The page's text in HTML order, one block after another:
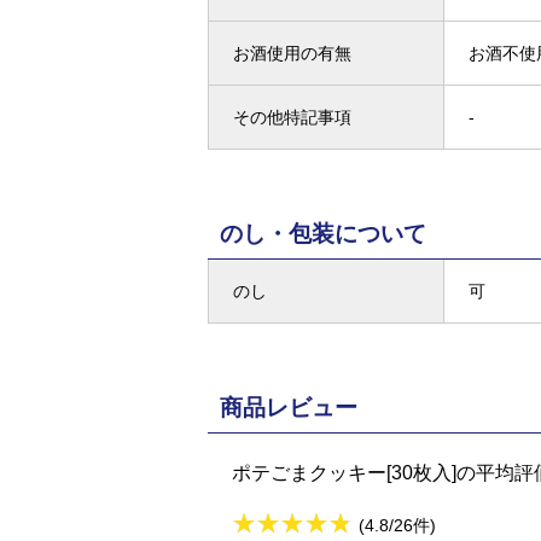
お酒使用の有無 お酒不使
その他特記事項 -
のし・包装について
のし 可
商品レビュー
ポテごまクッキー[30枚入]の平均評
★★★★★
★★★★★ (4.8/26件)